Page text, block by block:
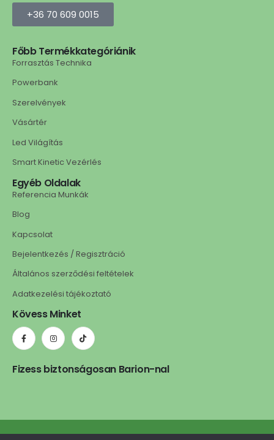
+36 70 609 0015
Főbb Termékkategóriánik
Forrasztás Technika
Powerbank
Szerelvények
Vásártér
Led Világítás
Smart Kinetic Vezérlés
Egyéb Oldalak
Referencia Munkák
Blog
Kapcsolat
Bejelentkezés / Regisztráció
Általános szerződési feltételek
Adatkezelési tájékoztató
Kövess Minket
Fizess biztonságosan Barion-nal